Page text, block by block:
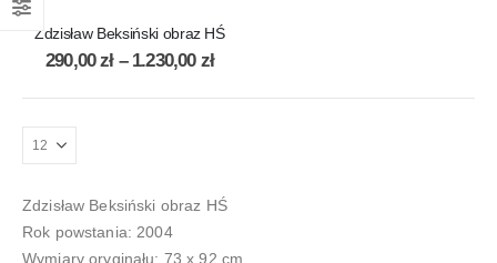
Zdzisław Beksiński obraz HŚ
290,00zł – 1.230,00 zł
Zdzisław Beksiński obraz HŚ
Rok powstania: 2004
Wymiary oryginału: 73 x 92 cm